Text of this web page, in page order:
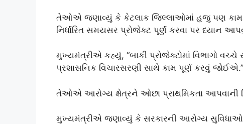
તેઓએ જણાવ્યું કે કેટલાક જિલ્લાઓમાં હજુ પણ કામ
નિર્ધારિત સમયસર પ્રોજેક્ટ પૂર્ણ કરવા પર ધ્યાન
મુખ્યમંત્રીએ કહ્યું, “બાકી પ્રોજેક્ટોમાં વિભાગો
પ્રશાસનિક વિચારસરણી સાથે કામ પૂર્ણ કરવું જોઈએ.”
તેઓએ આરોગ્ય ક્ષેત્રને ઓછા પ્રાથમિકતા આપવાની
મુખ્યમંત્રીએ જણાવ્યું કે સરકારની આરોગ્ય